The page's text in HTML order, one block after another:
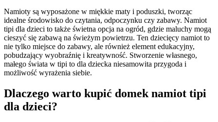
Namioty są wyposażone w miękkie maty i poduszki, tworząc
idealne środowisko do czytania, odpoczynku czy zabawy. Namiot
tipi dla dzieci to także świetna opcja na ogród, gdzie maluchy mogą
cieszyć się zabawą na świeżym powietrzu. Ten dziecięcy namiot to
nie tylko miejsce do zabawy, ale również element edukacyjny,
pobudzający wyobraźnię i kreatywność. Stworzenie własnego,
małego świata w tipi to dla dziecka niesamowita przygoda i
możliwość wyrażenia siebie.
Dlaczego warto kupić domek namiot tipi
dla dzieci?